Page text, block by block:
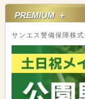
PREMIUM ＋
サンエス警備保障株